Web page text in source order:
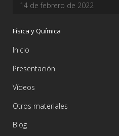
14 de febrero de 2022
Física y Química
Inicio
Presentación
Vídeos
Otros materiales
Blog